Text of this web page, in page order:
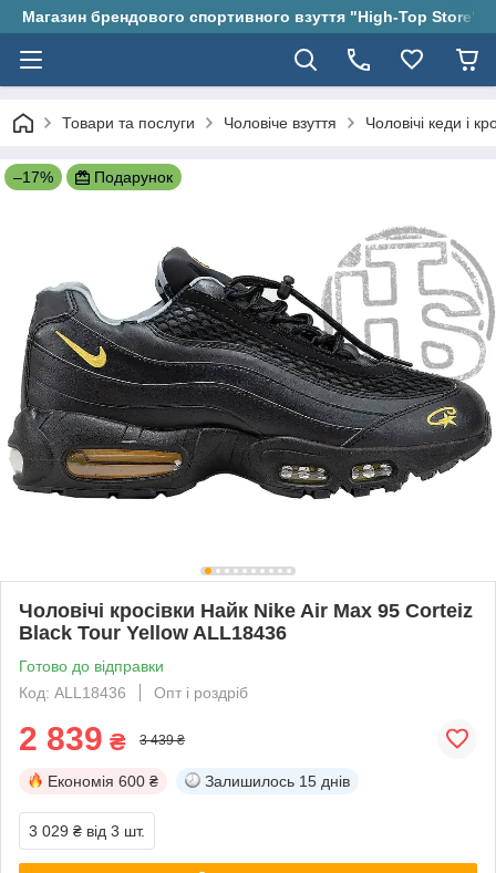
Магазин брендового спортивного взуття "High-Top Store"
Товари та послуги Чоловіче взуття Чоловічі кеди і
–17% Подарунок
Чоловічі кросівки Найк Nike Air Max 95 Corteiz
Black Tour Yellow ALL18436
Готово до відправки
Код: ALL18436
Опт і роздріб
2 839 ₴ 3 439 ₴
Економія 600 ₴ Залишилось 15 днів
3 029 ₴ від 3 шт.